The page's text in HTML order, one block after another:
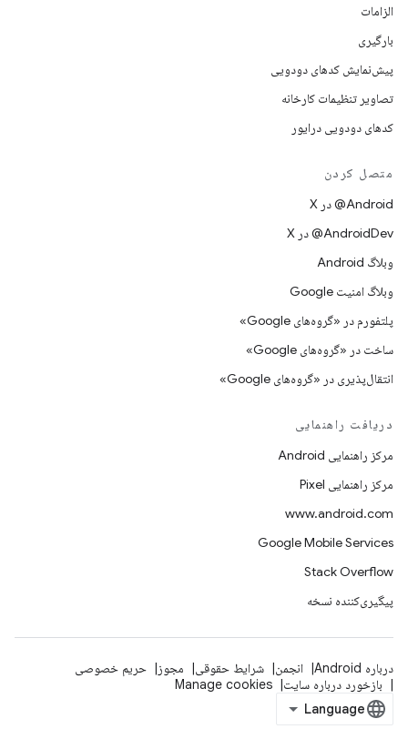
الزامات
بارگیری
پیش‌نمایش کدهای دودویی
تصاویر تنظیمات کارخانه
کدهای دودویی درایور
متصل کردن
‫‎@Android در X
‫‎@AndroidDev در X
وبلاگ Android
وبلاگ امنیت Google
پلتفورم در «گروه‌های Google»
ساخت در «گروه‌های Google»
انتقال‌پذیری در «گروه‌های Google»
دریافت راهنمایی
مرکز راهنمایی Android
مرکز راهنمایی Pixel
www.android.com
Google Mobile Services
Stack Overflow
پیگیری‌کننده نسخه
درباره Android انجمن شرایط حقوقی مجوز
حریم خصوصی
بازخورد درباره سایت
Manage cookies